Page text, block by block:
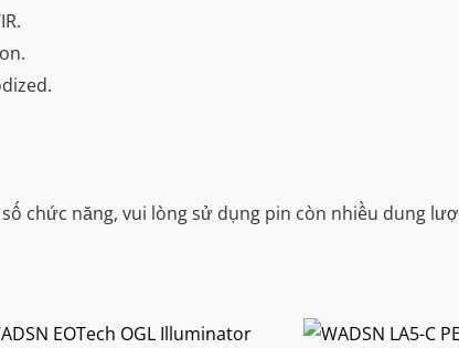
chức năng, vui lòng sử dụng pin còn nhiều dung